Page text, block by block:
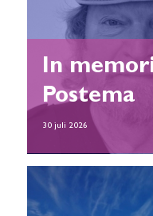
In
Postema
30 juli 2026